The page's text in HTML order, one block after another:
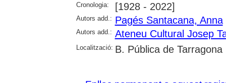
Cronologia: [1928 - 2022]
Autors add.: Pagés Santacana, Anna
Autors add.: Ateneu Cultural Josep
Localització: B. Pública de Tarragona